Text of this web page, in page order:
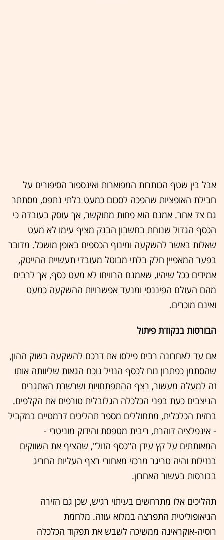
אבל בין שטף הכותרות המפוארות ואינספור הסיפורים על
חבילת האופציות שהפכה לסכום כמעט בלתי נתפס, מסתתר
גם צד אחר. אמנם הוא פחות מתוקשר, אך עוסק בעובדה כי
הכסף הגדול שנוחת בחשבון הבנק מציף עימו לא מעט
שאלות באשר להשקעה ומינוף הכספים באופן מושכל. מדובר
בפער המאפיין חלק בלתי מבוטל מעובדי תעשיית ההייטק,
אמידים ככל שיהיו, שאמנם הרוויחו לא מעט כסף, אך לרבים
מהם העולם הפיננסי ומנעד אפשרויות ההשקעה כמעט
ואינם מוכרים.
הבורסות בנקודת פיתול
אם עד לאחרונה רבים פילסו את דרכם להשקעה בשוק ההון,
שהסתמן כפתרון נוח לכסף הנזיל נוכח הגאות שליוותה אותו
זה למעלה מעשור, רצף ההתפתחויות ושרשרת האתגרים
הניצבים כעת בפני הכלכלה הגלובלית טורפים את הקלפים.
בחזית הכלכלית, מתחוללים מספר תהליכים דרמטיים במקביל
- אינפלציה דוהרת, ריבית מטפסת והידוק מוניטרי -
המאותתים על קץ עידן ה"כסף הזול", שהציף את השווקים
בנזילות והיה טריגר מרכזי מאחורי רצף העליות החריג
בבורסות בעשור האחרון.
תהליכים אלו מתרחשים בעיתוי רגיש, שכן גם הזירה
הגיאופוליטית התפרצה במלוא עוזה. מלחמת
רוסיה-אוקראינה ממשיכה לשבש את תפקוד הכלכלה